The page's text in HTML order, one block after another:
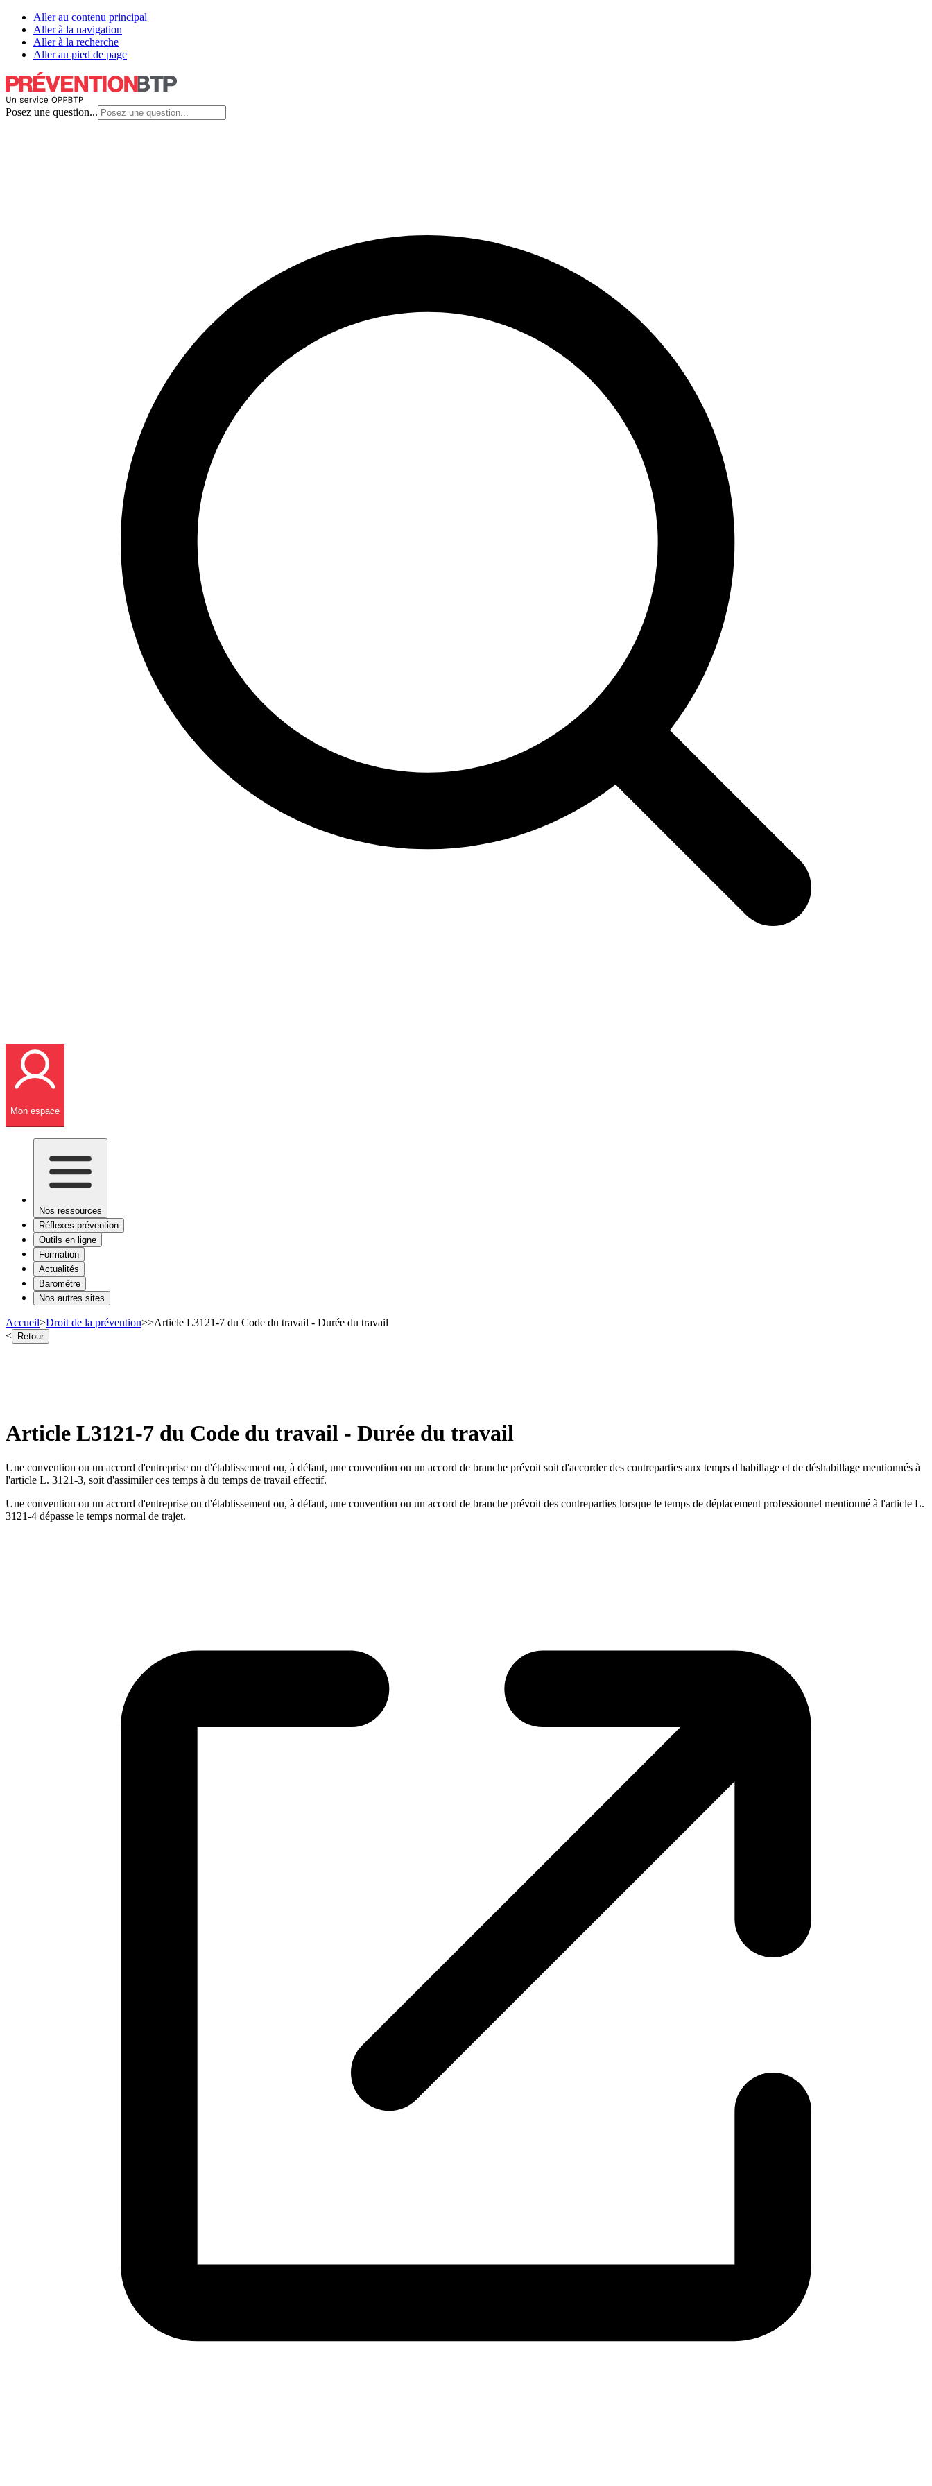
Aller au contenu principal
Aller à la navigation
Aller à la recherche
Aller au pied de page
Posez une question...
Mon espace
Nos ressources
Réflexes prévention
Outils en ligne
Formation
Actualités
Baromètre
Nos autres sites
Accueil>Droit de la prévention>>Article L3121-7 du Code du travail - Durée du travail
< Retour
Article L3121-7 du Code du travail - Durée du travail
Une convention ou un accord d'entreprise ou d'établissement ou, à défaut, une convention ou un accord de branche prévoit soit d'accorder des contreparties aux temps d'habillage et de déshabillage mentionnés à
l'article L. 3121-3, soit d'assimiler ces temps à du temps de travail effectif.
Une convention ou un accord d'entreprise ou d'établissement ou, à défaut, une convention ou un accord de branche prévoit des contreparties lorsque le temps de déplacement professionnel mentionné à l'article L.
3121-4 dépasse le temps normal de trajet.